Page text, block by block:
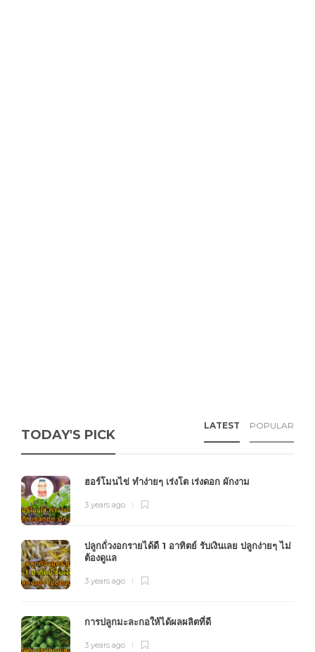
TODAY'S PICK
LATEST POPULAR
ฮอร์โมนไข่ ทำง่ายๆ เร่งโต เร่งดอก ผักงาม
3 years ago
ปลูกถั่วงอกรายได้ดี 1 อาทิตย์ รับเงินเลย ปลูกง่ายๆ ไม่
ต้องดูแล
3 years ago
การปลูกมะละกอให้ได้ผลผลิตที่ดี
3 years ago